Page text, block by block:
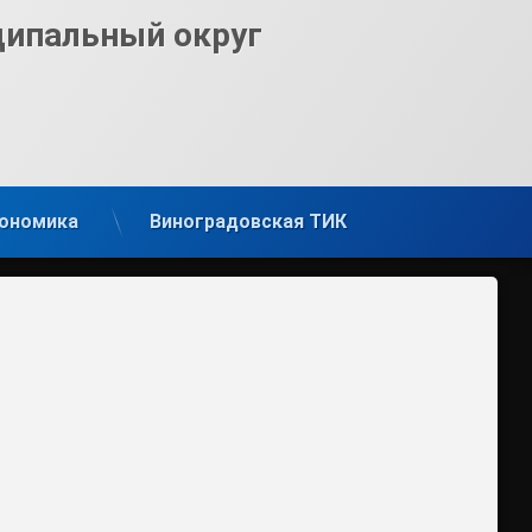
округ
Виноградовская ТИК